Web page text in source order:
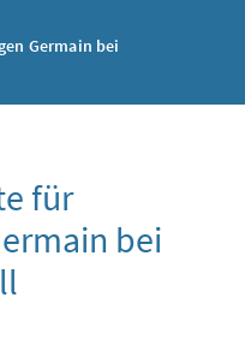
Germain bei
für
bei